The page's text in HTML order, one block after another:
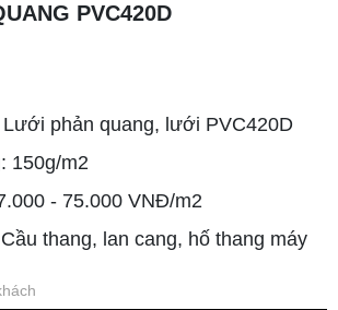
PVC420D
Lưới phản quang, lưới PVC420D
150g/m2
- 75.000 VNĐ/m2
thang, lan cang, hố thang máy